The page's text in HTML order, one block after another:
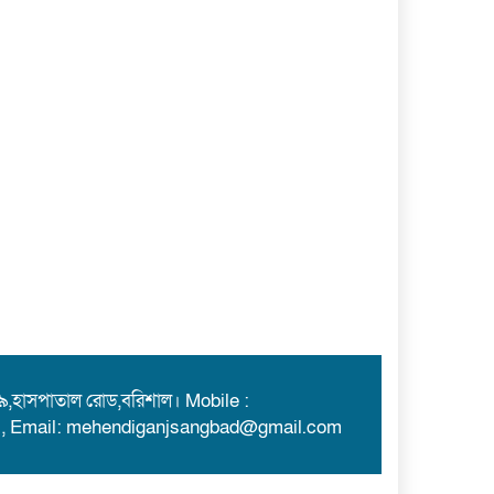
রোড,বরিশাল। Mobile :
Email: mehendiganjsangbad@gmail.com